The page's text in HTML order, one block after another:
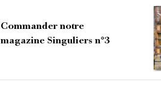
Commander notre
magazine Singuliers n°3